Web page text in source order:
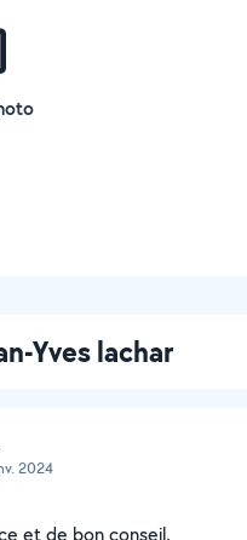
Yves lachar
2024
et de bon conseil.